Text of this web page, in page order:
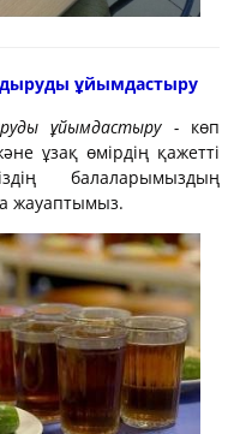
ұйымдастыру
ұйымдастыру - көп
ұзақ өмірдің қажетті
балаларымыздың
жауаптымыз.